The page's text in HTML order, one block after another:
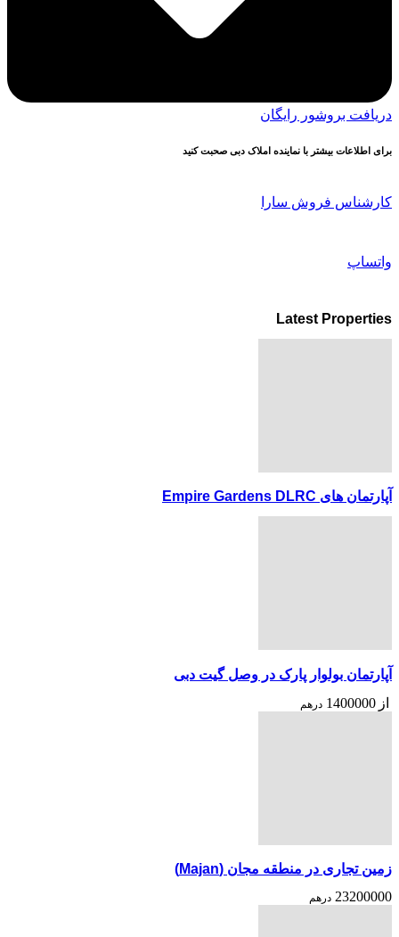
دریافت بروشور رایگان
برای اطلاعات بیشتر با نماینده املاک دبی صحبت کنید
کارشناس فروش سارا
واتساپ
Latest Properties
آپارتمان های Empire Gardens DLRC
آپارتمان بولوار پارک در وصل گیت دبی
از 1400000 درهم
زمین تجاری در منطقه مجان (Majan)
23200000 درهم